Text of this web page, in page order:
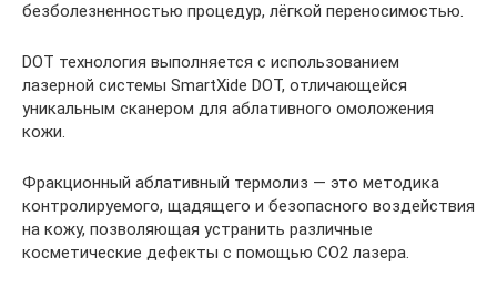
безболезненностью процедур, лёгкой переносимостью.
DOT технология выполняется с использованием
лазерной системы SmartXide DOT, отличающейся
уникальным сканером для аблативного омоложения
кожи.
Фракционный аблативный термолиз — это методика
контролируемого, щадящего и безопасного воздействия
на кожу, позволяющая устранить различные
косметические дефекты с помощью СО2 лазера.